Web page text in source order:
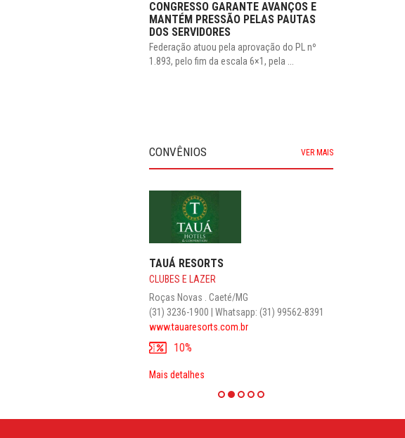
CONGRESSO GARANTE AVANÇOS E
MANTÉM PRESSÃO PELAS PAUTAS
DOS SERVIDORES
Federação atuou pela aprovação do PL nº
1.893, pelo fim da escala 6×1, pela ...
CONVÊNIOS VER MAIS
TAUÁ RESORTS
CLUBES E LAZER
Roças Novas . Caeté/MG
(31) 3236-1900 | Whatsapp: (31) 99562-8391
www.tauaresorts.com.br
10%
Mais detalhes